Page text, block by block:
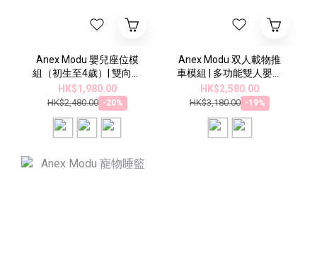
Anex Modu 嬰兒座位模
組（初生至4歲）| 雙向全
平躺模組化推車座椅
HK$1,980.00
HK$2,480.00 -20%
Anex Modu 双人載物推
車模組 | 多功能雙人嬰兒
車 / 露營載物車
HK$2,580.00
HK$3,180.00 -19%